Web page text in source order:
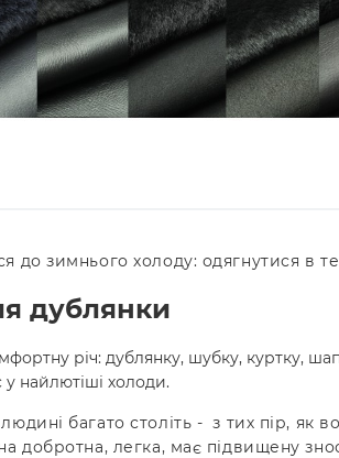
до зимнього холоду: одягнутися в
дублянки
річ: дублянку, шубку, куртку,
у найлютіші холоди.
багато століть - з тих пір, як
добротна, легка, має підвищену